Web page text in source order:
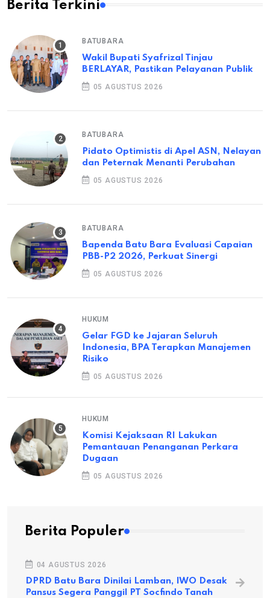
Berita Terkini
BATUBARA
Wakil Bupati Syafrizal Tinjau
BERLAYAR, Pastikan Pelayanan Publik
05 AGUSTUS 2026
BATUBARA
Pidato Optimistis di Apel ASN, Nelayan
dan Peternak Menanti Perubahan
05 AGUSTUS 2026
BATUBARA
Bapenda Batu Bara Evaluasi Capaian
PBB-P2 2026, Perkuat Sinergi
05 AGUSTUS 2026
HUKUM
Gelar FGD ke Jajaran Seluruh
Indonesia, BPA Terapkan Manajemen
Risiko
05 AGUSTUS 2026
HUKUM
Komisi Kejaksaan RI Lakukan
Pemantauan Penanganan Perkara
Dugaan
05 AGUSTUS 2026
Berita Populer
04 AGUSTUS 2026
DPRD Batu Bara Dinilai Lamban, IWO Desak
Pansus Segera Panggil PT Socfindo Tanah